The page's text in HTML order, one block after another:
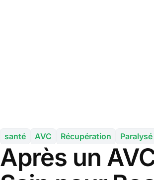
santé AVC Récupération Paralysé
Après un